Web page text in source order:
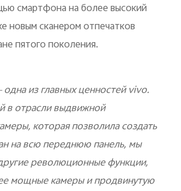
смартфона на более высокий
новым сканером отпечатков
пятого поколения.
из главных ценностей vivo.
в отрасли выдвижной
которая позволила создать
на всю переднюю панель, мы
революционные функции,
мощные камеры и продвинутую